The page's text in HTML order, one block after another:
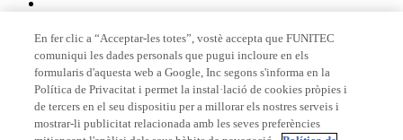
Membre de
Acreditacions
En fer clic a “Acceptar-les totes”, vostè accepta que FUNITEC
comuniqui les dades personals que pugui incloure en els
formularis d'aquesta web a Google, Inc segons s'informa en la
Política de Privacitat i permet la instal·lació de cookies pròpies i
de tercers en el seu dispositiu per a millorar els nostres serveis i
mostrar-li publicitat relacionada amb les seves preferències